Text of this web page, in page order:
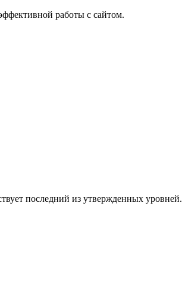
работы с сайтом.
последний из утвержденных уровней.